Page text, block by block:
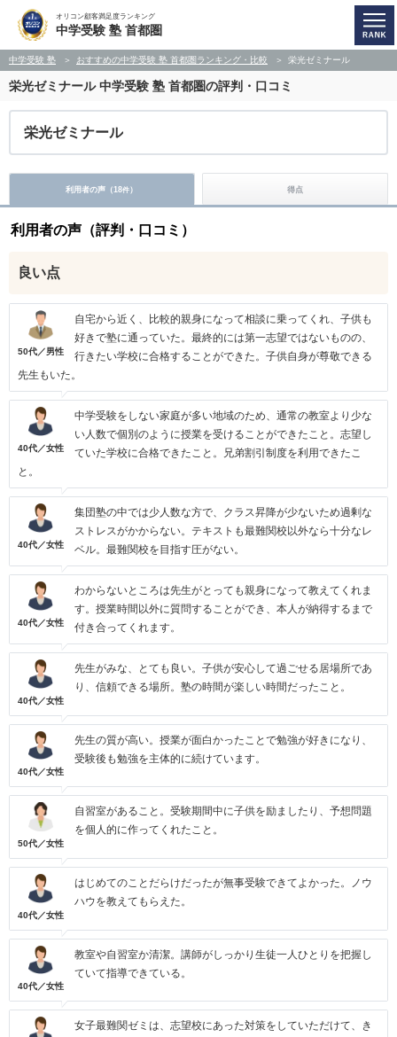
オリコン顧客満足度ランキング
中学受験 塾 首都圏
中学受験 塾 おすすめの中学受験 塾 首都圏ランキング・比較 栄光ゼミナール
栄光ゼミナール中学受験 塾 首都圏の評判・口コミ
栄光ゼミナール
利用者の声（18件） 得点
利用者の声（評判・口コミ）
良い点
50代／男性
自宅から近く、比較的親身になって相談に乗ってくれ、子供も
好きで塾に通っていた。最終的には第一志望ではないものの、
行きたい学校に合格することができた。子供自身が尊敬できる
先生もいた。
40代／女性
中学受験をしない家庭が多い地域のため、通常の教室より少な
い人数で個別のように授業を受けることができたこと。志望し
ていた学校に合格できたこと。兄弟割引制度を利用できたこ
と。
40代／女性
集団塾の中では少人数な方で、クラス昇降が少ないため過剰な
ストレスがかからない。テキストも最難関校以外なら十分なレ
ベル。最難関校を目指す圧がない。
40代／女性
わからないところは先生がとっても親身になって教えてくれま
す。授業時間以外に質問することができ、本人が納得するまで
付き合ってくれます。
40代／女性
先生がみな、とても良い。子供が安心して過ごせる居場所であ
り、信頼できる場所。塾の時間が楽しい時間だったこと。
40代／女性
先生の質が高い。授業が面白かったことで勉強が好きになり、
受験後も勉強を主体的に続けています。
50代／女性
自習室があること。受験期間中に子供を励ましたり、予想問題
を個人的に作ってくれたこと。
40代／女性
はじめてのことだらけだったが無事受験できてよかった。ノウ
ハウを教えてもらえた。
40代／女性
教室や自習室か清潔。講師がしっかり生徒一人ひとりを把握し
ていて指導できている。
女子最難関ゼミは、志望校にあった対策をしていただけて、き